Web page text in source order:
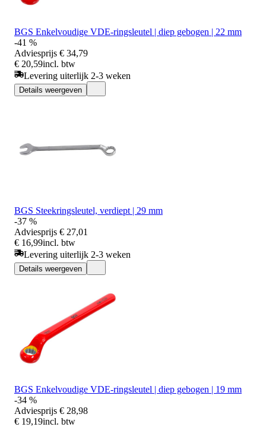
BGS Enkelvoudige VDE-ringsleutel | diep gebogen | 22 mm
-41 %
Adviesprijs € 34,79
€ 20,59incl. btw
Levering uiterlijk 2-3 weken
Details weergeven
BGS Steekringsleutel, verdiept | 29 mm
-37 %
Adviesprijs € 27,01
€ 16,99incl. btw
Levering uiterlijk 2-3 weken
Details weergeven
BGS Enkelvoudige VDE-ringsleutel | diep gebogen | 19 mm
-34 %
Adviesprijs € 28,98
€ 19,19incl. btw